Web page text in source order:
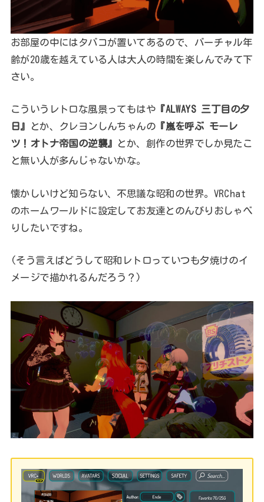
お部屋の中にはタバコが置いてあるので、バーチャル年
齢が20歳を越えている人は大人の時間を楽しんでみて下
さい。
こういうレトロな風景ってもはや 『ALWAYS 三丁目の夕
日』
とか、クレヨンしんちゃんの 『嵐を呼ぶ モーレ
ツ！オトナ帝国の逆襲』
とか、創作の世界でしか見たこ
と無い人が多んじゃないかな。
懐かしいけど知らない、不思議な昭和の世界。VRChat
のホームワールドに設定してお友達とのんびりおしゃべ
りしたいですね。
(そう言えばどうして昭和レトロっていつも夕焼けのイ
メージで描かれるんだろう？)